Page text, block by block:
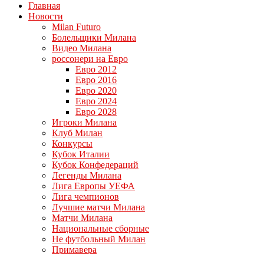
Главная
Новости
Milan Futuro
Болельщики Милана
Видео Милана
россонери на Евро
Евро 2012
Евро 2016
Евро 2020
Евро 2024
Евро 2028
Игроки Милана
Клуб Милан
Конкурсы
Кубок Италии
Кубок Конфедераций
Легенды Милана
Лига Европы УЕФА
Лига чемпионов
Лучшие матчи Милана
Матчи Милана
Национальные сборные
Не футбольный Милан
Примавера